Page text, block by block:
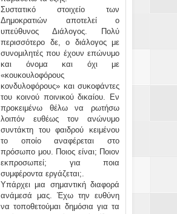
Συστατικό στοιχείο των
Δημοκρατιών αποτελεί ο
υπεύθυνος Διάλογος. Πολύ
περισσότερο δε, ο διάλογος με
συνομιλητές που έχουν επώνυμο
και όνομα και όχι με
«κουκουλοφόρους
κονδυλοφόρους» και συκοφάντες
του κοινού ποινικού δικαίου. Εν
προκειμένω θέλω να ρωτήσω
λοιπόν ευθέως τον ανώνυμο
συντάκτη του φαιδρού κειμένου
το οποίο αναφέρεται στο
πρόσωπο μου. Ποιος είναι; Ποιον
εκπροσωπεί; για ποια
συμφέροντα εργάζεται;.
Υπάρχει μια σημαντική διαφορά
ανάμεσά μας. Έχω την ευθύνη
να τοποθετούμαι δημόσια για τα